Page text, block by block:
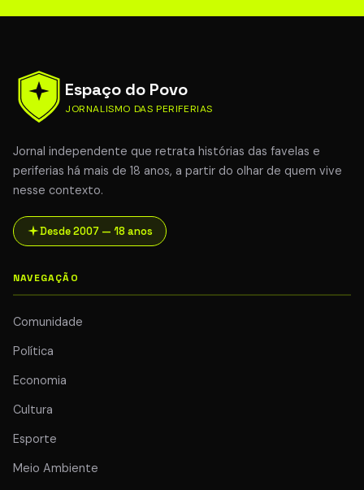
Espaço do Povo
JORNALISMO DAS PERIFERIAS
Jornal independente que retrata histórias das favelas e
periferias há mais de 18 anos, a partir do olhar de quem vive
nesse contexto.
Desde 2007 — 18 anos
NAVEGAÇÃO
Comunidade
Política
Economia
Cultura
Esporte
Meio Ambiente